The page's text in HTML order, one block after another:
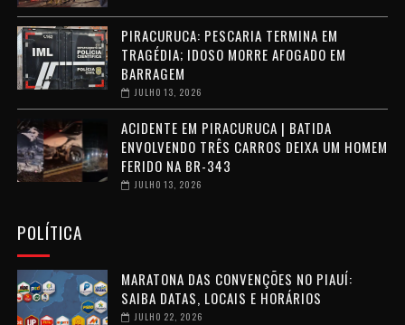
PIRACURUCA: PESCARIA TERMINA EM
TRAGÉDIA; IDOSO MORRE AFOGADO EM
BARRAGEM
JULHO 13, 2026
ACIDENTE EM PIRACURUCA | BATIDA
ENVOLVENDO TRÊS CARROS DEIXA UM HOMEM
FERIDO NA BR-343
JULHO 13, 2026
POLÍTICA
MARATONA DAS CONVENÇÕES NO PIAUÍ:
SAIBA DATAS, LOCAIS E HORÁRIOS
JULHO 22, 2026